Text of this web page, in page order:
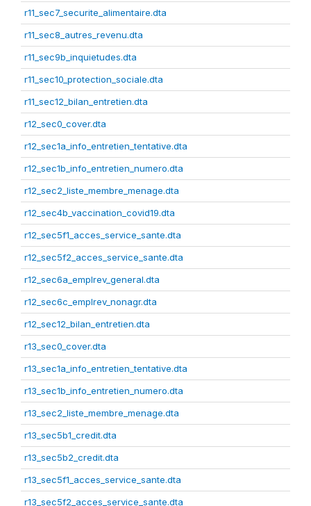
r11_sec7_securite_alimentaire.dta
r11_sec8_autres_revenu.dta
r11_sec9b_inquietudes.dta
r11_sec10_protection_sociale.dta
r11_sec12_bilan_entretien.dta
r12_sec0_cover.dta
r12_sec1a_info_entretien_tentative.dta
r12_sec1b_info_entretien_numero.dta
r12_sec2_liste_membre_menage.dta
r12_sec4b_vaccination_covid19.dta
r12_sec5f1_acces_service_sante.dta
r12_sec5f2_acces_service_sante.dta
r12_sec6a_emplrev_general.dta
r12_sec6c_emplrev_nonagr.dta
r12_sec12_bilan_entretien.dta
r13_sec0_cover.dta
r13_sec1a_info_entretien_tentative.dta
r13_sec1b_info_entretien_numero.dta
r13_sec2_liste_membre_menage.dta
r13_sec5b1_credit.dta
r13_sec5b2_credit.dta
r13_sec5f1_acces_service_sante.dta
r13_sec5f2_acces_service_sante.dta